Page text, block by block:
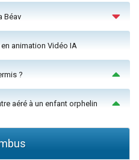
Béav
animation Vidéo IA
?
aéré à un enfant orphelin